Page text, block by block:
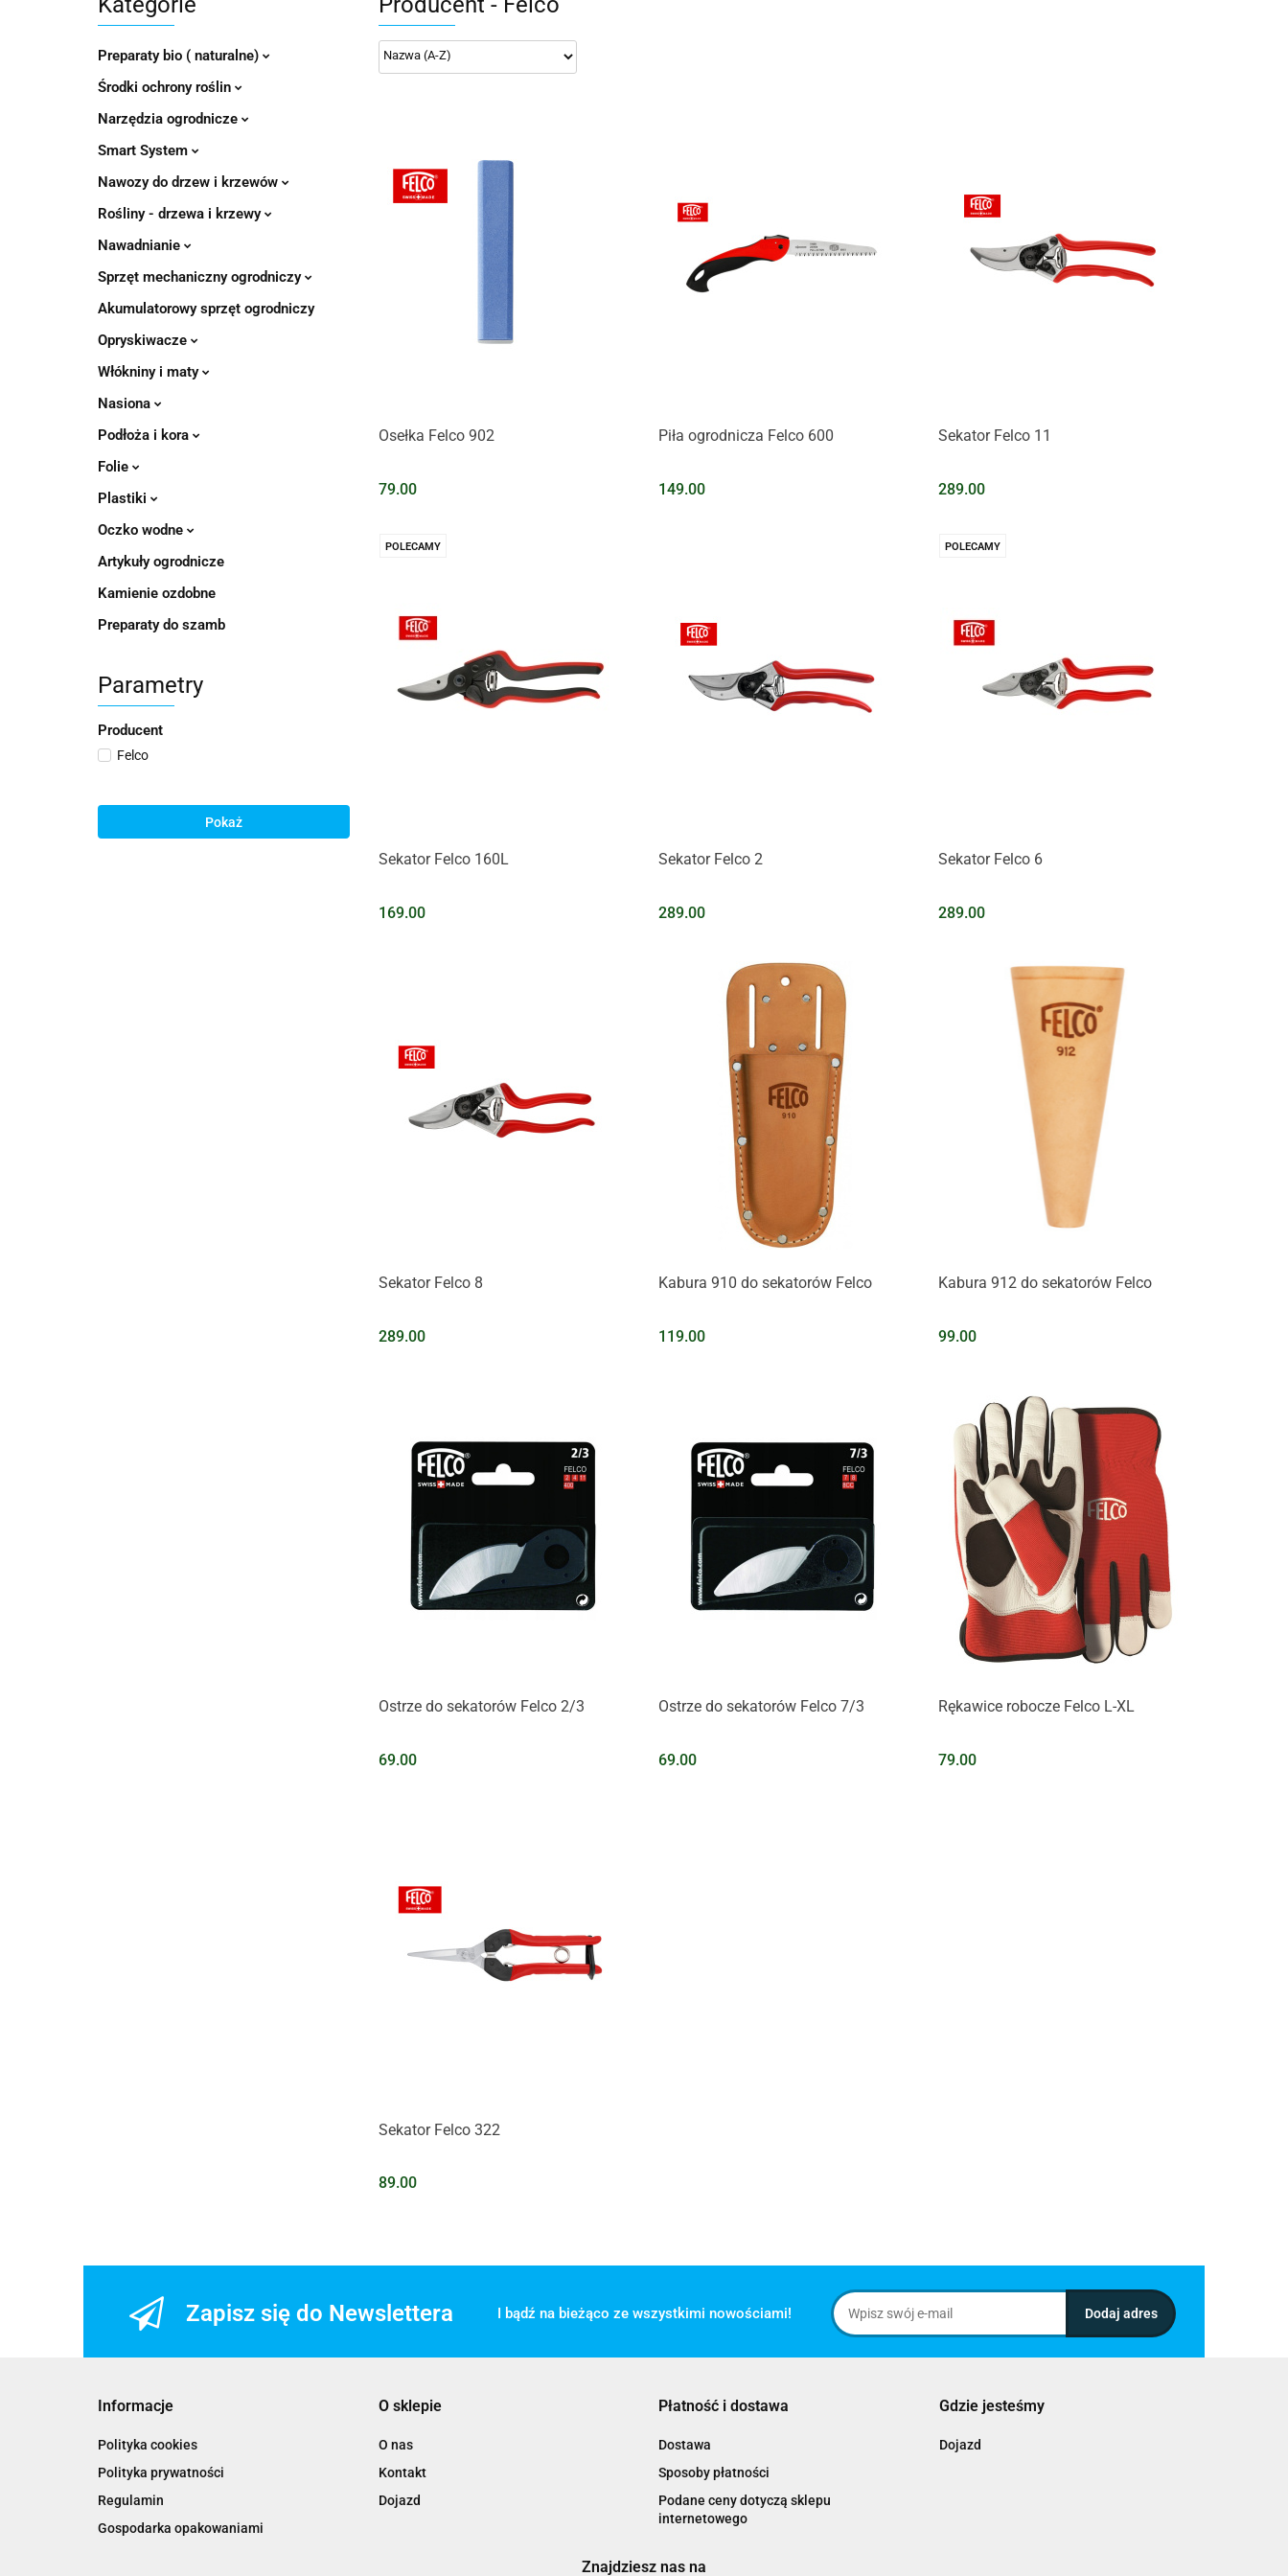
Preparaty bio ( naturalne)
Środki ochrony roślin
Narzędzia ogrodnicze
Smart System
Nawozy do drzew i krzewów
Rośliny - drzewa i krzewy
Nawadnianie
Sprzęt mechaniczny ogrodniczy
Akumulatorowy sprzęt ogrodniczy
Opryskiwacze
Włókniny i maty
Nasiona
Podłoża i kora
Folie
Plastiki
Oczko wodne
Artykuły ogrodnicze
Kamienie ozdobne
Preparaty do szamb
Parametry
Producent
Felco
Pokaż
Osełka Felco 902
79.00
Piła ogrodnicza Felco 600
149.00
Sekator Felco 11
289.00
POLECAMY
Sekator Felco 160L
169.00
Sekator Felco 2
289.00
POLECAMY
Sekator Felco 6
289.00
Sekator Felco 8
289.00
Na zapytanie
Kabura 910 do sekatorów Felco
119.00
Na zapytanie
Kabura 912 do sekatorów Felco
99.00
Na zapytanie
Ostrze do sekatorów Felco 2/3
69.00
Na zapytanie
Ostrze do sekatorów Felco 7/3
69.00
Na zapytanie
Rękawice robocze Felco L-XL
79.00
Na zapytanie
Sekator Felco 322
89.00
Zapisz się do Newslettera I bądź na bieżąco ze wszystkimi nowościami!
Informacje
Polityka cookies
Polityka prywatności
Regulamin
Gospodarka opakowaniami
O sklepie
O nas
Kontakt
Dojazd
Płatność i dostawa
Dostawa
Sposoby płatności
Podane ceny dotyczą sklepu
internetowego
Gdzie jesteśmy
Dojazd
Znajdziesz nas na